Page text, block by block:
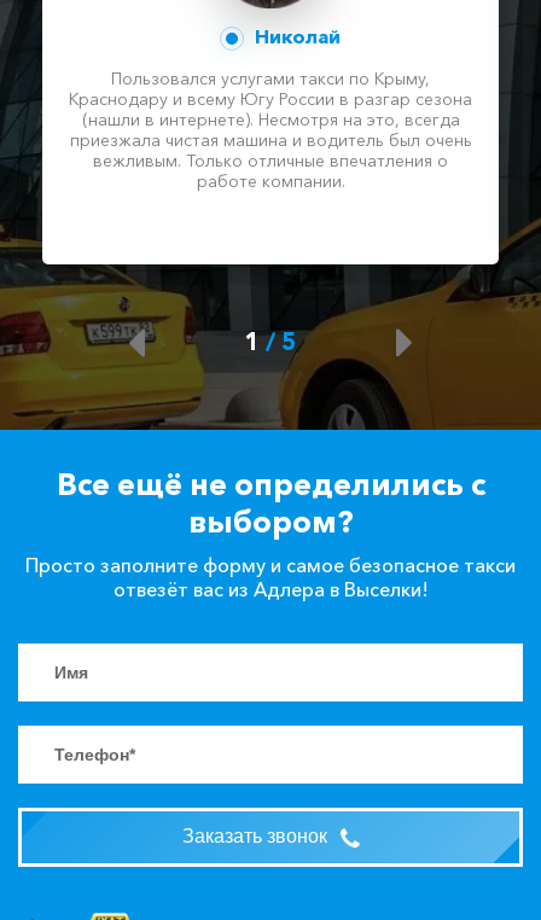
Николай
Пользовался услугами такси по Крыму,
Краснодару и всему Югу России в разгар сезона
(нашли в интернете). Несмотря на это, всегда
приезжала чистая машина и водитель был очень
вежливым. Только отличные впечатления о
работе компании.
1/ 5
Все ещё не определились с
выбором?
Просто заполните форму и самое безопасное такси
отвезёт вас из Адлера в Выселки!
Заказать звонок